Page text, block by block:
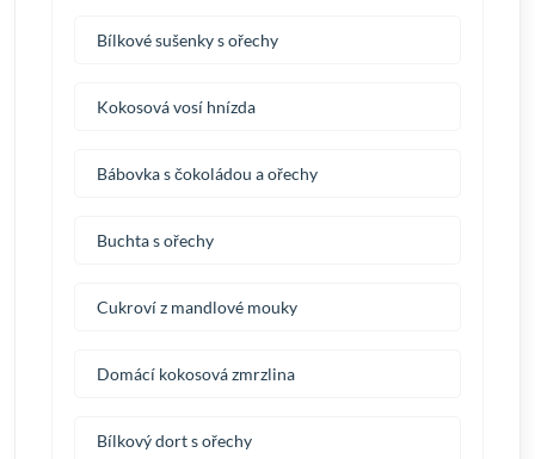
Bílkové sušenky s ořechy
Kokosová vosí hnízda
Bábovka s čokoládou a ořechy
Buchta s ořechy
Cukroví z mandlové mouky
Domácí kokosová zmrzlina
Bílkový dort s ořechy